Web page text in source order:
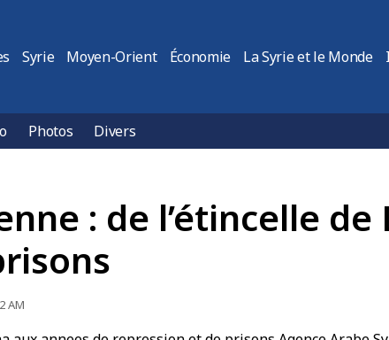
Syrie Moyen-Orient Économie La Syrie et le Monde
Photos Divers
: de l’étincelle
AM